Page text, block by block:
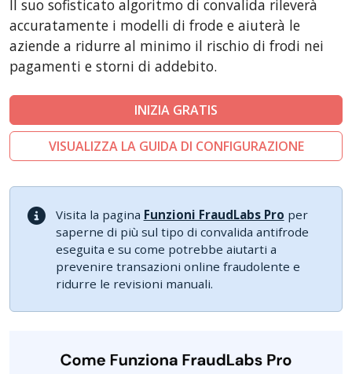
Ecwid by Lightspeed
WISECP
ThirtyBees
Il suo sofisticato algoritmo di convalida rileverà
accuratamente i modelli di frode e aiuterà le
aziende a ridurre al minimo il rischio di frodi nei
pagamenti e storni di addebito.
INIZIA GRATIS
VISUALIZZA LA GUIDA DI CONFIGURAZIONE
Visita la pagina Funzioni FraudLabs Pro per
saperne di più sul tipo di convalida antifrode
eseguita e su come potrebbe aiutarti a
prevenire transazioni online fraudolente e
ridurre le revisioni manuali.